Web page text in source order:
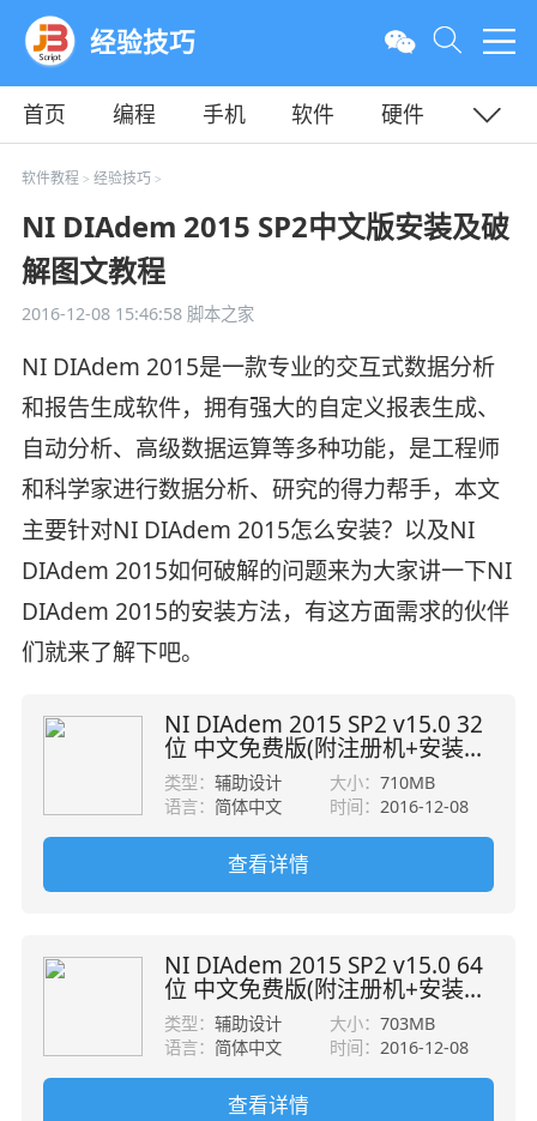
经验技巧
首页 编程 手机 软件
硬件
教程
平面
软件教程 > 经验技巧 >
NI DIAdem 2015 SP2中文版安装及破
解图文教程
2016-12-08 15:46:58脚本之家
NI DIAdem 2015是一款专业的交互式数据分析
和报告生成软件，拥有强大的自定义报表生成、
自动分析、高级数据运算等多种功能，是工程师
和科学家进行数据分析、研究的得力帮手，本文
主要针对NI DIAdem 2015怎么安装？以及NI
DIAdem 2015如何破解的问题来为大家讲一下NI
DIAdem 2015的安装方法，有这方面需求的伙伴
们就来了解下吧。
NI DIAdem 2015 SP2 v15.0 32
位 中文免费版(附注册机+安装教
程)
类型：辅助设计 大小： 710MB
语言： 简体中文 时间： 2016-12-08
查看详情
NI DIAdem 2015 SP2 v15.0 64
位 中文免费版(附注册机+安装教
程)
类型：辅助设计 大小： 703MB
语言： 简体中文 时间： 2016-12-08
查看详情